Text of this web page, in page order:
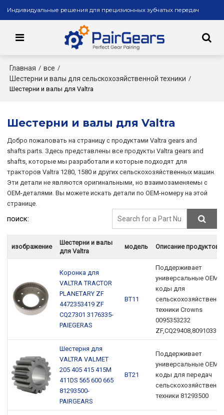
Индивидуальные решения для прецизионных зубчатых передач
Главная / все /
Шестерни и валы для сельскохозяйственной техники /
Шестерни и валы для Valtra
Шестерни и валы для Valtra
Добро пожаловать на страницу с продуктами Valtra gears and
shafts parts. Здесь представлены все продукты Valtra gears and
shafts, которые мы разработали и которые подходят для
тракторов Valtra 1280, 1580 и других сельскохозяйственных машин.
Эти детали не являются оригинальными, но взаимозаменяемы с
OEM-деталями. Вы можете искать детали по OEM-номеру на этой
странице.
поиск:
изображение
Шестерни и валы
для Valtra
модель Описание продуктов
Коронка для
VALTRA TRACTOR
PLANETARY ZF
4472353419 ZF
CQ27301 3176335-
PAIEGERAS
ВТ11
Поддерживает
универсальные OEM-
коды для
техники Crowns
0095353232
Шестерня для
VALTRA VALMET
205 405 415 415M
411DS 565 600 665
81293500-
PAIRGEARS
ВТ21
Поддерживает
универсальные OEM-
коды для передач
техники 81293500